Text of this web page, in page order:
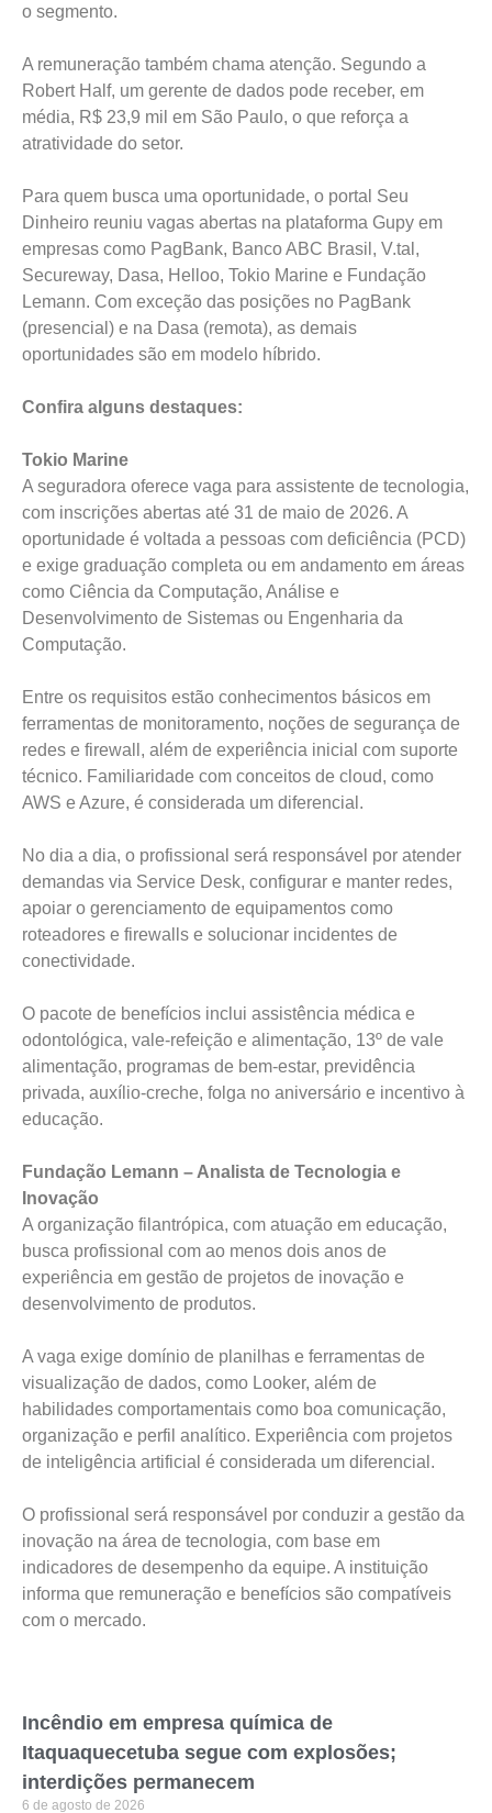
o segmento.
A remuneração também chama atenção. Segundo a
Robert Half, um gerente de dados pode receber, em
média, R$ 23,9 mil em São Paulo, o que reforça a
atratividade do setor.
Para quem busca uma oportunidade, o portal Seu
Dinheiro reuniu vagas abertas na plataforma Gupy em
empresas como PagBank, Banco ABC Brasil, V.tal,
Secureway, Dasa, Helloo, Tokio Marine e Fundação
Lemann. Com exceção das posições no PagBank
(presencial) e na Dasa (remota), as demais
oportunidades são em modelo híbrido.
Confira alguns destaques:
Tokio Marine
A seguradora oferece vaga para assistente de tecnologia,
com inscrições abertas até 31 de maio de 2026. A
oportunidade é voltada a pessoas com deficiência (PCD)
e exige graduação completa ou em andamento em áreas
como Ciência da Computação, Análise e
Desenvolvimento de Sistemas ou Engenharia da
Computação.
Entre os requisitos estão conhecimentos básicos em
ferramentas de monitoramento, noções de segurança de
redes e firewall, além de experiência inicial com suporte
técnico. Familiaridade com conceitos de cloud, como
AWS e Azure, é considerada um diferencial.
No dia a dia, o profissional será responsável por atender
demandas via Service Desk, configurar e manter redes,
apoiar o gerenciamento de equipamentos como
roteadores e firewalls e solucionar incidentes de
conectividade.
O pacote de benefícios inclui assistência médica e
odontológica, vale-refeição e alimentação, 13º de vale
alimentação, programas de bem-estar, previdência
privada, auxílio-creche, folga no aniversário e incentivo à
educação.
Fundação Lemann – Analista de Tecnologia e
Inovação
A organização filantrópica, com atuação em educação,
busca profissional com ao menos dois anos de
experiência em gestão de projetos de inovação e
desenvolvimento de produtos.
A vaga exige domínio de planilhas e ferramentas de
visualização de dados, como Looker, além de
habilidades comportamentais como boa comunicação,
organização e perfil analítico. Experiência com projetos
de inteligência artificial é considerada um diferencial.
O profissional será responsável por conduzir a gestão da
inovação na área de tecnologia, com base em
indicadores de desempenho da equipe. A instituição
informa que remuneração e benefícios são compatíveis
com o mercado.
Incêndio em empresa química de
Itaquaquecetuba segue com explosões;
interdições permanecem
6 de agosto de 2026